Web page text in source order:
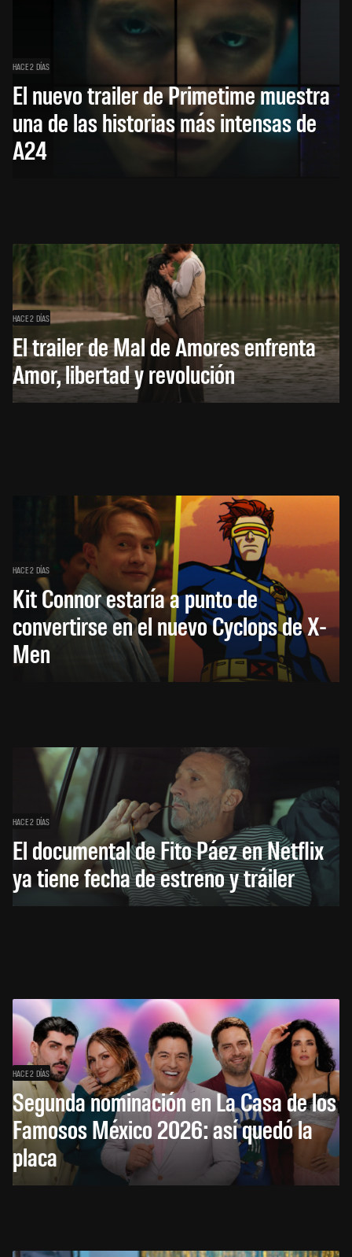
HACE 2 DÍAS
El nuevo trailer de Primetime muestra
una de las historias más intensas de
A24
HACE 2 DÍAS
El trailer de Mal de Amores enfrenta
Amor, libertad y revolución
HACE 2 DÍAS
Kit Connor estaría a punto de
convertirse en el nuevo Cyclops de X-
Men
HACE 2 DÍAS
El documental de Fito Páez en Netflix
ya tiene fecha de estreno y tráiler
HACE 2 DÍAS
Segunda nominación en La Casa de los
Famosos México 2026: así quedó la
placa